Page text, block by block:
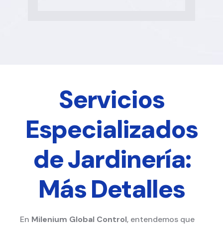
Servicios
Especializados
de Jardinería:
Más Detalles
En Milenium Global Control, entendemos que